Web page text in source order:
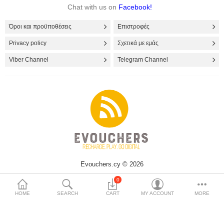
HOME SEARCH
0
CART MY ACCOUNT MORE
Chat with us on Facebook!
Όροι και προϋποθέσεις Επιστροφές
Privacy policy Σχετικά με εμάς
Viber Channel Telegram Channel
Evouchers.cy © 2026